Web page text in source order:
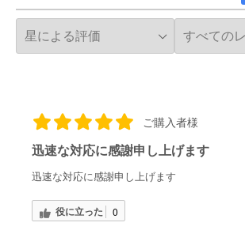
ご購入者様
迅速な対応に感謝申し上げます
迅速な対応に感謝申し上げます
役に立った 0